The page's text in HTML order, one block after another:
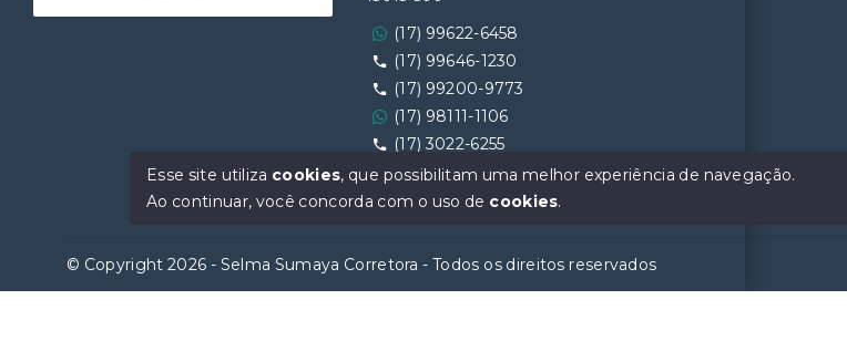
(17) 99622-6458
(17) 99646-1230
(17) 99200-9773
(17) 98111-1106
(17) 3022-6255
Ver e-mail
© Copyright 2026 - Selma Sumaya Corretora - Todos os direitos reservados
Esse site utiliza cookies, que possibilitam uma melhor experiência de navegação.
Ao continuar, você concorda com o uso de cookies.